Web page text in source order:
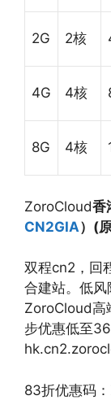
2G 2核
4G 4核
8G 4核
ZoroCloud香
CN2GIA）(
双程cn2，回
合建站。低风
ZoroCloud高
步优惠低至
83折优惠码